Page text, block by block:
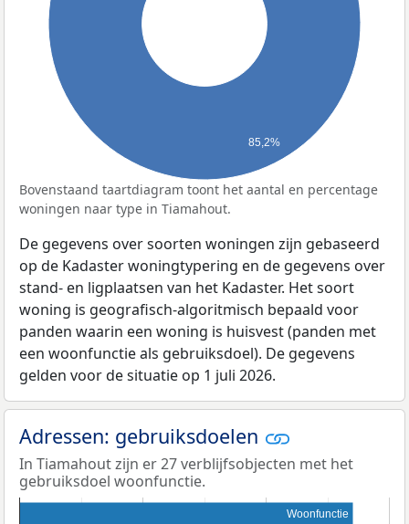
85,2%
Bovenstaand taartdiagram toont het aantal en percentage
woningen naar type in Tiamahout.
De gegevens over soorten woningen zijn gebaseerd
op de Kadaster woningtypering en de gegevens over
stand- en ligplaatsen van het Kadaster. Het soort
woning is geografisch-algoritmisch bepaald voor
panden waarin een woning is huisvest (panden met
een woonfunctie als gebruiksdoel). De gegevens
gelden voor de situatie op 1 juli 2026.
Adressen: gebruiksdoelen
In Tiamahout zijn er 27 verblijfsobjecten met het
gebruiksdoel woonfunctie.
Woonfunctie